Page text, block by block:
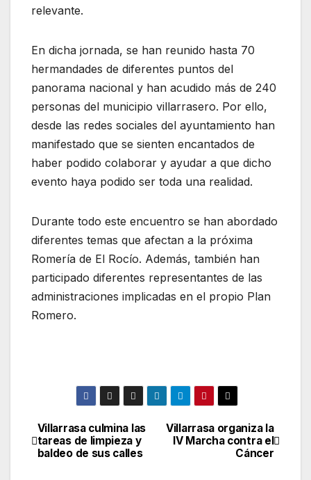
relevante.
En dicha jornada, se han reunido hasta 70
hermandades de diferentes puntos del
panorama nacional y han acudido más de 240
personas del municipio villarrasero. Por ello,
desde las redes sociales del ayuntamiento han
manifestado que se sienten encantados de
haber podido colaborar y ayudar a que dicho
evento haya podido ser toda una realidad.
Durante todo este encuentro se han abordado
diferentes temas que afectan a la próxima
Romería de El Rocío. Además, también han
participado diferentes representantes de las
administraciones implicadas en el propio Plan
Romero.
Navegación
de
Villarrasa organiza la
IV Marcha contra el
Cáncer
Villarrasa culmina las
tareas de limpieza y
baldeo de sus calles